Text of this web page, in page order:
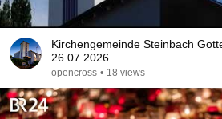
Kirchengemeinde Steinbach
26.07.2026
opencross • 18 views